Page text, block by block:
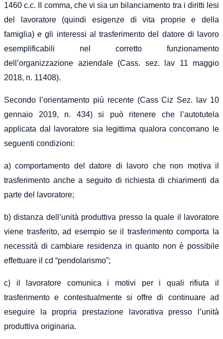
1460 c.c. II comma, che vi sia un bilanciamento tra i diritti lesi
del lavoratore (quindi esigenze di vita proprie e della
famiglia) e gli interessi al trasferimento del datore di lavoro
esemplificabili nel corretto funzionamento
dell’organizzazione aziendale (Cass. sez. lav 11 maggio
2018, n. 11408).
Secondo l’orientamento più recente (Cass Ciz Sez. lav 10
gennaio 2019, n. 434) si può ritenere che l’autotutela
applicata dal lavoratore sia legittima qualora concorrano le
seguenti condizioni:
a) comportamento del datore di lavoro che non motiva il
trasferimento anche a seguito di richiesta di chiarimenti da
parte del lavoratore;
b) distanza dell’unità produttiva presso la quale il lavoratore
viene trasferito, ad esempio se il trasferimento comporta la
necessità di cambiare residenza in quanto non è possibile
effettuare il cd “pendolarismo”;
c) il lavoratore comunica i motivi per i quali rifiuta il
trasferimento e contestualmente si offre di continuare ad
eseguire la propria prestazione lavorativa presso l’unità
produttiva originaria.